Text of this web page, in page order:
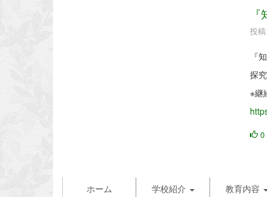
投
『
探
※継
0
ホーム 学校紹介 教育内容